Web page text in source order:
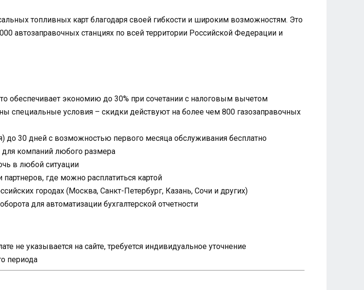
топливных карт благодаря своей гибкости и широким возможностям. Это
автозаправочных станциях по всей территории Российской Федерации и
обеспечивает экономию до 30% при сочетании с налоговым вычетом
специальные условия – скидки действуют на более чем 800 газозаправочных
до 30 дней с возможностью первого месяца обслуживания бесплатно
компаний любого размера
в любой ситуации
где можно расплатиться картой
городах (Москва, Санкт-Петербург, Казань, Сочи и других)
для автоматизации бухгалтерской отчетности
не указывается на сайте, требуется индивидуальное уточнение
периода